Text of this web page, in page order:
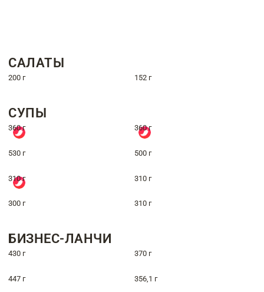
САЛАТЫ
200 г 152 г
СУПЫ
360 г 360 г
530 г 500 г
310 г 310 г
300 г 310 г
БИЗНЕС-ЛАНЧИ
430 г 370 г
447 г 356,1 г